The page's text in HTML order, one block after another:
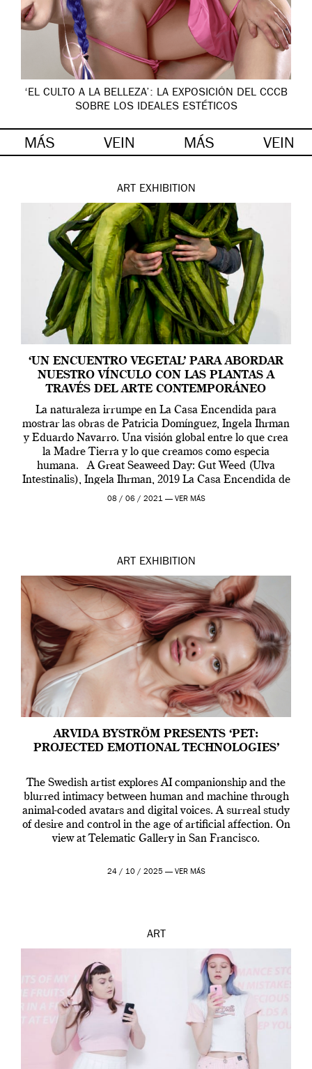
‘EL CULTO A LA BELLEZA’: LA EXPOSICIÓN DEL CCCB
SOBRE LOS IDEALES ESTÉTICOS
MÁS VEIN MÁS VEIN
ART EXHIBITION
‘UN ENCUENTRO VEGETAL’ PARA ABORDAR
NUESTRO VÍNCULO CON LAS PLANTAS A
TRAVÉS DEL ARTE CONTEMPORÁNEO
La naturaleza irrumpe en La Casa Encendida para
mostrar las obras de Patricia Domínguez, Ingela Ihrman
y Eduardo Navarro. Una visión global entre lo que crea
la Madre Tierra y lo que creamos como especia
humana. A Great Seaweed Day: Gut Weed (Ulva
Intestinalis), Ingela Ihrman, 2019 La Casa Encendida de
Madrid y la Wellcome […]
08 / 06 / 2021 — VER MÁS
ART EXHIBITION
ARVIDA BYSTRÖM PRESENTS ‘PET:
PROJECTED EMOTIONAL TECHNOLOGIES’
The Swedish artist explores AI companionship and the
blurred intimacy between human and machine through
animal-coded avatars and digital voices. A surreal study
of desire and control in the age of artificial affection. On
view at Telematic Gallery in San Francisco.
24 / 10 / 2025 — VER MÁS
ART